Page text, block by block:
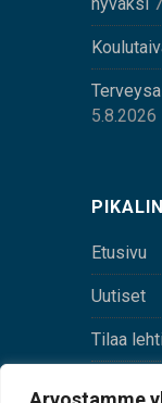
5.8.2026
Etusivu
Uutiset
Tilaa